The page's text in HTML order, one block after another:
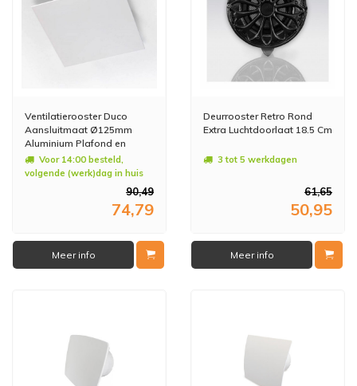
Ventilatierooster Duco
Aansluitmaat Ø125mm
Aluminium Plafond en
Muurmontage Wit
Voor 14:00 besteld,
volgende (werk)dag in huis
90,49
74,79
Meer info
Deurrooster Retro Rond
Extra Luchtdoorlaat 18.5 Cm
3 tot 5 werkdagen
61,65
50,95
Meer info